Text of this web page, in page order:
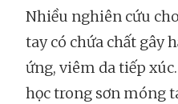
Nhiều nghiên cứu
tay có chứa chất gây
ứng, viêm da tiếp
học trong sơn móng